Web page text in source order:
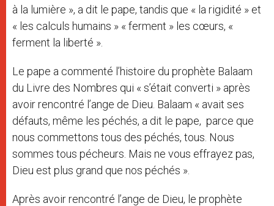
à la lumière », a dit le pape, tandis que « la rigidité » et
« les calculs humains » « ferment » les cœurs, «
ferment la liberté ».
Le pape a commenté l’histoire du prophète Balaam
du Livre des Nombres qui « s’était converti » après
avoir rencontré l’ange de Dieu. Balaam « avait ses
défauts, même les péchés, a dit le pape, parce que
nous commettons tous des péchés, tous. Nous
sommes tous pécheurs. Mais ne vous effrayez pas,
Dieu est plus grand que nos péchés ».
Après avoir rencontré l’ange de Dieu, le prophète